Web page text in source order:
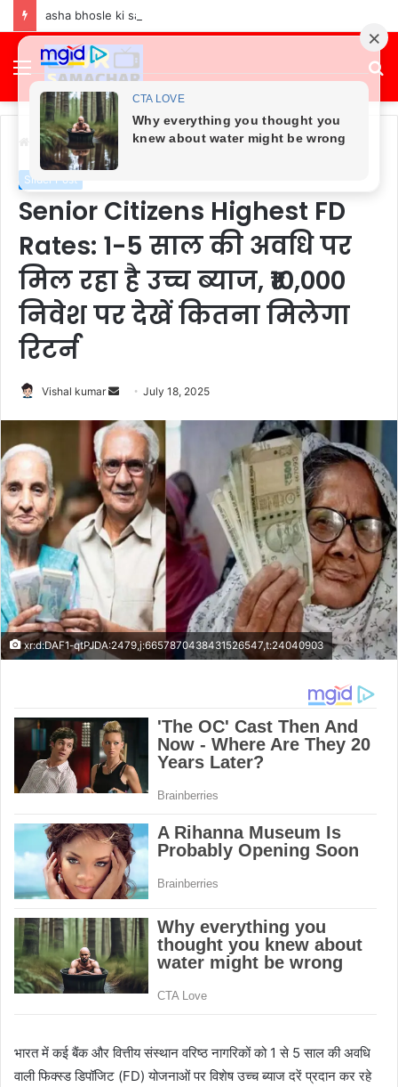
Menu
Home/Slider Post
Slider Post
Senior Citizens Highest FD
Rates: 1-5 साल की अवधि पर
मिल रहा है उच्च ब्याज, ₹10,000
निवेश पर देखें कितना मिलेगा
रिटर्न
Vishal kumar
Send
email
July 18, 2025
xr:d:DAF1-qtPJDA:2479,j:6657870438431526547,t:24040903
भारत में कई बैंक और वित्तीय संस्थान वरिष्ठ नागरिकों को 1 से 5 साल की अवधि
वाली फिक्स्ड डिपॉजिट (FD) योजनाओं पर विशेष उच्च ब्याज दरें प्रदान कर रहे